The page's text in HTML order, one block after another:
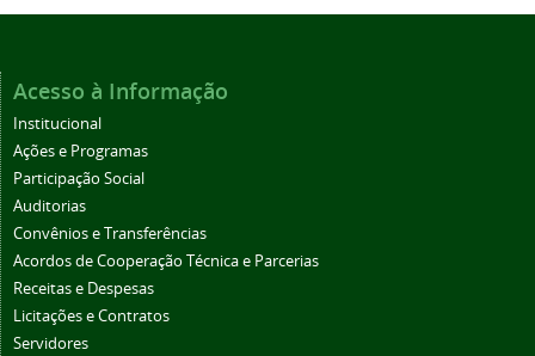
Acesso à Informação
Institucional
Ações e Programas
Participação Social
Auditorias
Convênios e Transferências
Acordos de Cooperação Técnica e Parcerias
Receitas e Despesas
Licitações e Contratos
Servidores